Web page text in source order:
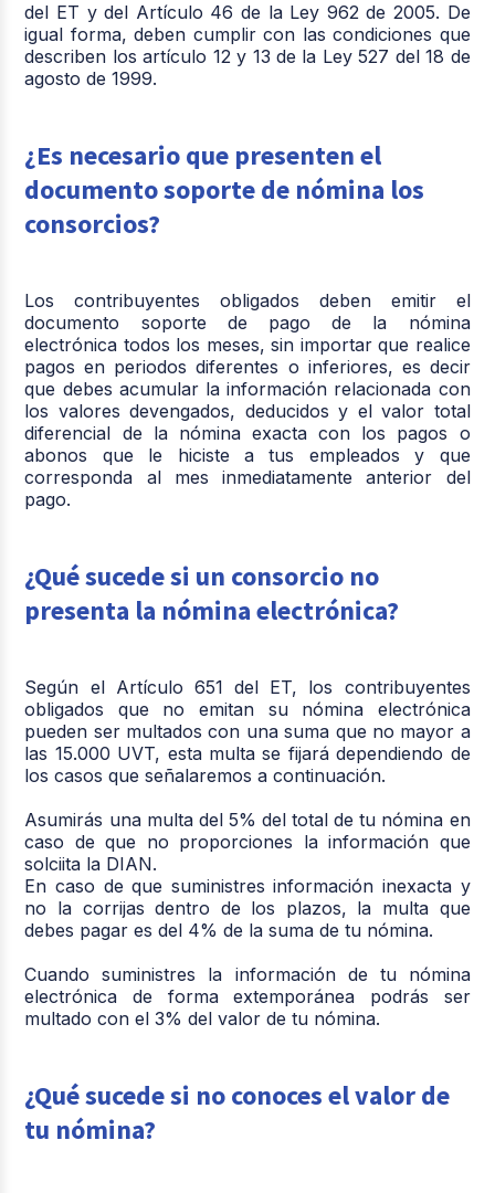
del ET y del Artículo 46 de la Ley 962 de 2005. De
igual forma, deben cumplir con las condiciones que
describen los artículo 12 y 13 de la Ley 527 del 18 de
agosto de 1999.
¿Es necesario que presenten el
documento soporte de nómina los
consorcios?
Los contribuyentes obligados deben emitir el
documento soporte de pago de la nómina
electrónica todos los meses, sin importar que realice
pagos en periodos diferentes o inferiores, es decir
que debes acumular la información relacionada con
los valores devengados, deducidos y el valor total
diferencial de la nómina exacta con los pagos o
abonos que le hiciste a tus empleados y que
corresponda al mes inmediatamente anterior del
pago.
¿Qué sucede si un consorcio no
presenta la nómina electrónica?
Según el Artículo 651 del ET, los contribuyentes
obligados que no emitan su nómina electrónica
pueden ser multados con una suma que no mayor a
las 15.000 UVT, esta multa se fijará dependiendo de
los casos que señalaremos a continuación.
Asumirás una multa del 5% del total de tu nómina en
caso de que no proporciones la información que
solciita la DIAN.
En caso de que suministres información inexacta y
no la corrijas dentro de los plazos, la multa que
debes pagar es del 4% de la suma de tu nómina.
Cuando suministres la información de tu nómina
electrónica de forma extemporánea podrás ser
multado con el 3% del valor de tu nómina.
¿Qué sucede si no conoces el valor de
tu nómina?